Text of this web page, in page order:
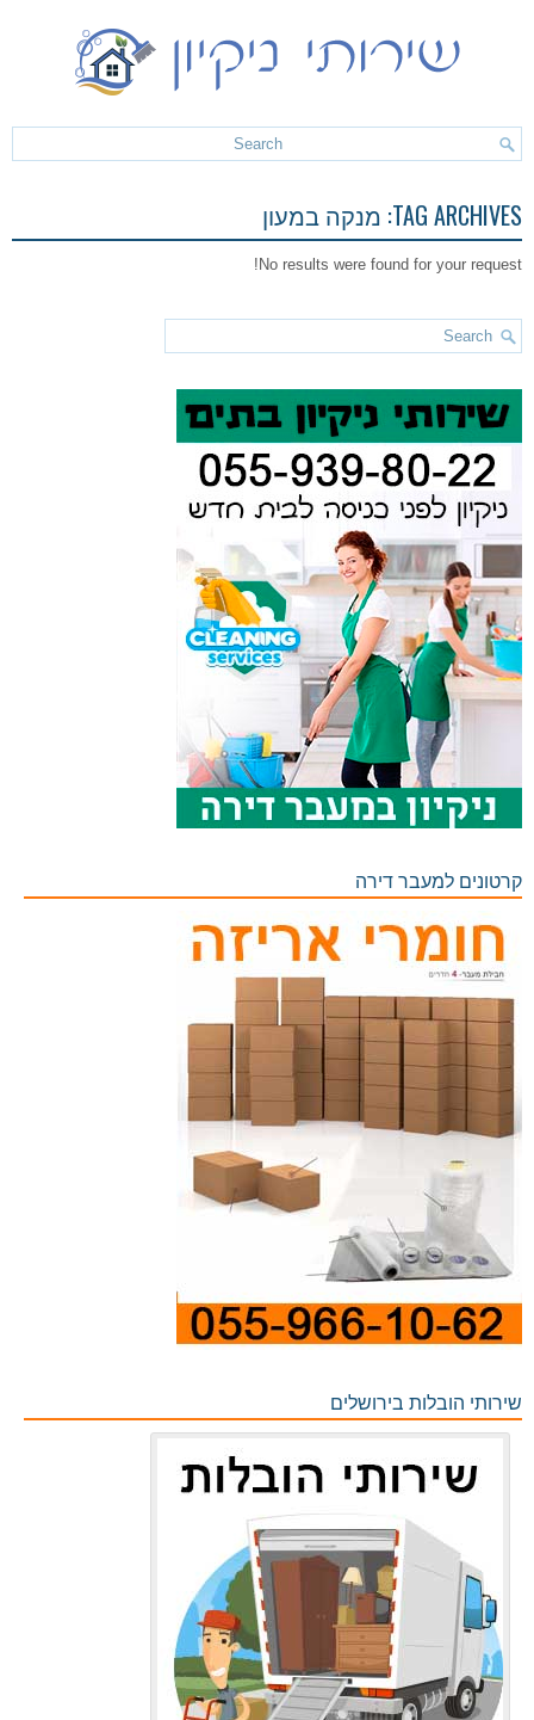
TAG ARCHIVES: מנקה במעון
No results were found for your request!
קרטונים למעבר דירה
שירותי הובלות בירושלים